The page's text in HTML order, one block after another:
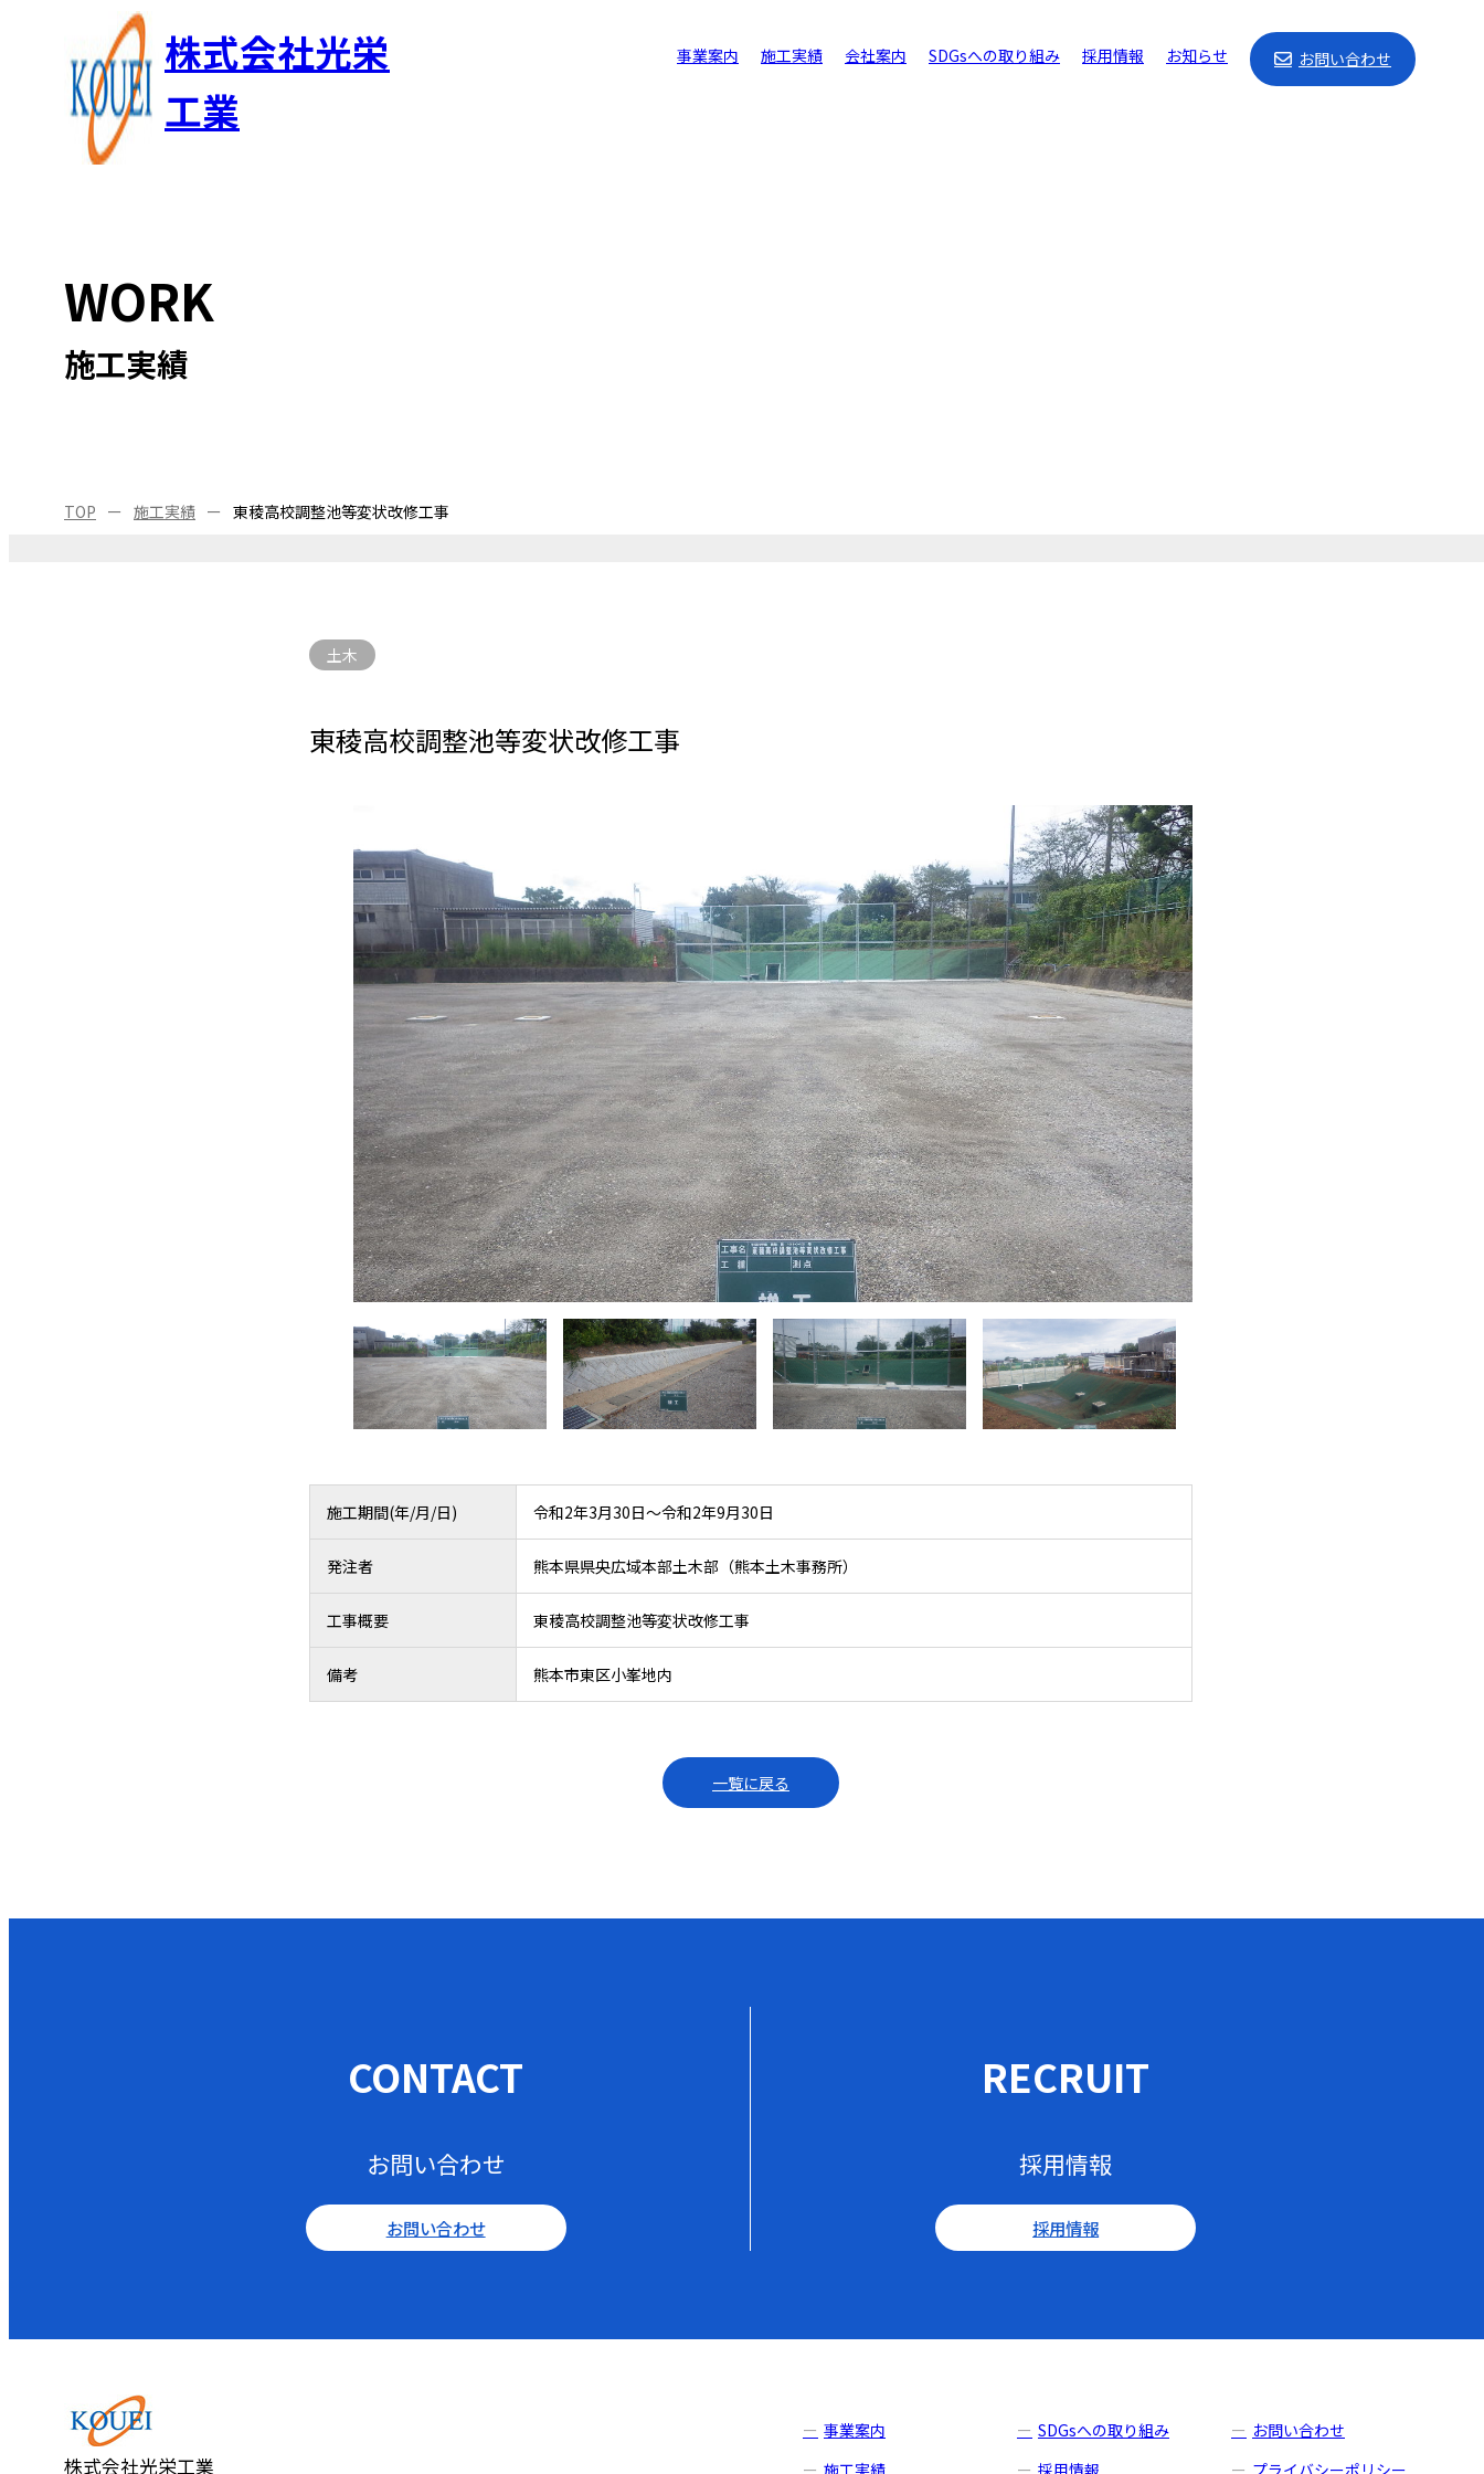
株式会社光栄
工業
事業案内 施工実績 会社案内 SDGsへの取り組み 採用情報 お知らせ お問い合わせ
WORK
施工実績
TOP 施工実績 東稜高校調整池等変状改修工事
土木
東稜高校調整池等変状改修工事
施工期間(年/月/日) 令和2年3月30日～令和2年9月30日
発注者 熊本県県央広域本部土木部（熊本土木事務所）
工事概要 東稜高校調整池等変状改修工事
備考 熊本市東区小峯地内
一覧に戻る
CONTACT
お問い合わせ
お問い合わせ
RECRUIT
採用情報
採用情報
株式会社光栄工業
事業案内
施工実績
SDGsへの取り組み
採用情報
お問い合わせ
プライバシーポリシー